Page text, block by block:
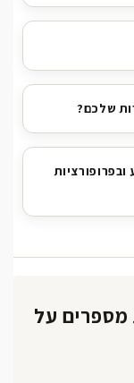
שלכם?
מספרים על